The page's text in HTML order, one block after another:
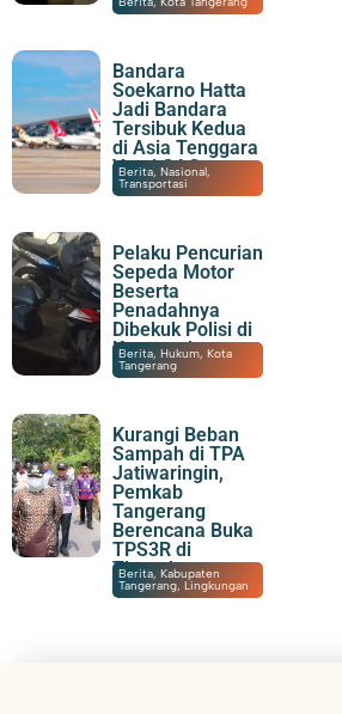
Bandara
Soekarno Hatta
Jadi Bandara
Tersibuk Kedua
di Asia Tenggara
Versi OAG
07/08/2026|19:23
Berita,Nasional,
Transportasi
Pelaku Pencurian
Sepeda Motor
Beserta
Penadahnya
Dibekuk Polisi di
Karawaci
07/08/2026|15:55
Berita,Hukum,Kota
Tangerang
Kurangi Beban
Sampah di TPA
Jatiwaringin,
Pemkab
Tangerang
Berencana Buka
TPS3R di
Tigaraksa
06/08/2026|21:51
Berita,Kabupaten
Tangerang,Lingkungan